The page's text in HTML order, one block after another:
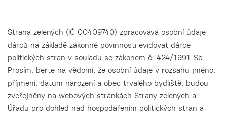
Strana zelených (IČ 00409740) zpracovává osobní údaje
dárců na základě zákonné povinnosti evidovat dárce
politických stran v souladu se zákonem č. 424/1991 Sb.
Prosím, berte na vědomí, že osobní údaje v rozsahu jméno,
příjmení, datum narození a obec trvalého bydliště, budou
zveřejněny na webových stránkách Strany zelených a
Úřadu pro dohled nad hospodařením politických stran a